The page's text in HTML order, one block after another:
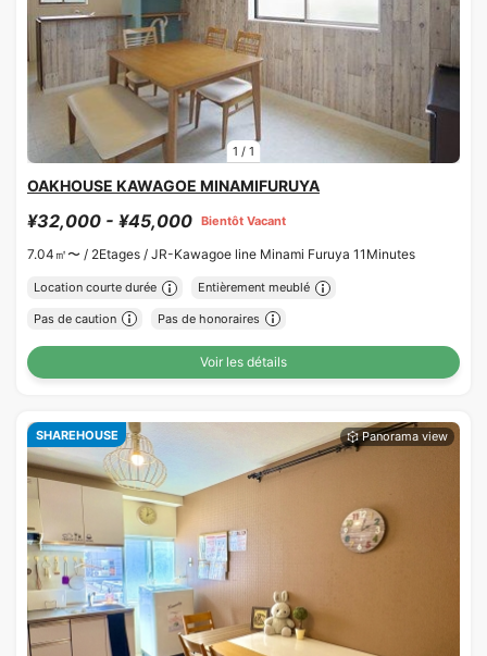
1 / 1
OAKHOUSE KAWAGOE MINAMIFURUYA
¥32,000 - ¥45,000 Bientôt Vacant
7.04㎡〜 / 2Etages / JR-Kawagoe line Minami Furuya 11Minutes
Location courte durée Entièrement meublé
Pas de caution Pas de honoraires
Voir les détails
SHAREHOUSE